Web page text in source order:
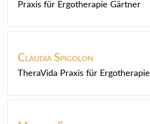
Praxis für Ergotherapie Gärtner
Claudia Spigolon
TheraVida Praxis für Ergotherapie